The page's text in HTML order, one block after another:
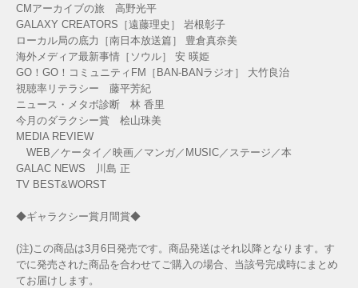
CMアーカイブの旅 高野光平
GALAXY CREATORS［遠藤理史］ 岩根彰子
ローカル局の底力［南日本放送篇］ 豊倉真奈美
海外メディア最新事情［ソウル］ 安 暎姫
GO！GO！コミュニティFM［BAN-BANラジオ］ 大竹良治
視聴率リテラシー 藤平芳紀
ニュース・メタボ診断 林 香里
今月のダラクシー賞 桧山珠美
MEDIA REVIEW
WEB／ケータイ／映画／マンガ／MUSIC／ステージ／本
GALAC NEWS 川島 正
TV BEST&WORST
◆ギャラクシー賞月間賞◆
(注)この商品は3月6日発売です。商品発送はそれ以降となります。す
でに発売された商品を合わせてご購入の場合、当該号完成時にまとめ
てお届けします。